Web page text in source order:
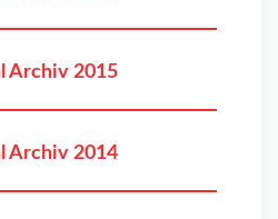
Archiv 2015
Archiv 2014